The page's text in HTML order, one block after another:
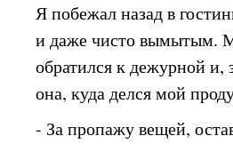
Я побежал назад в
и даже чисто вымытым.
обратился к дежурной и,
она, куда делся мой
- За пропажу вещей,